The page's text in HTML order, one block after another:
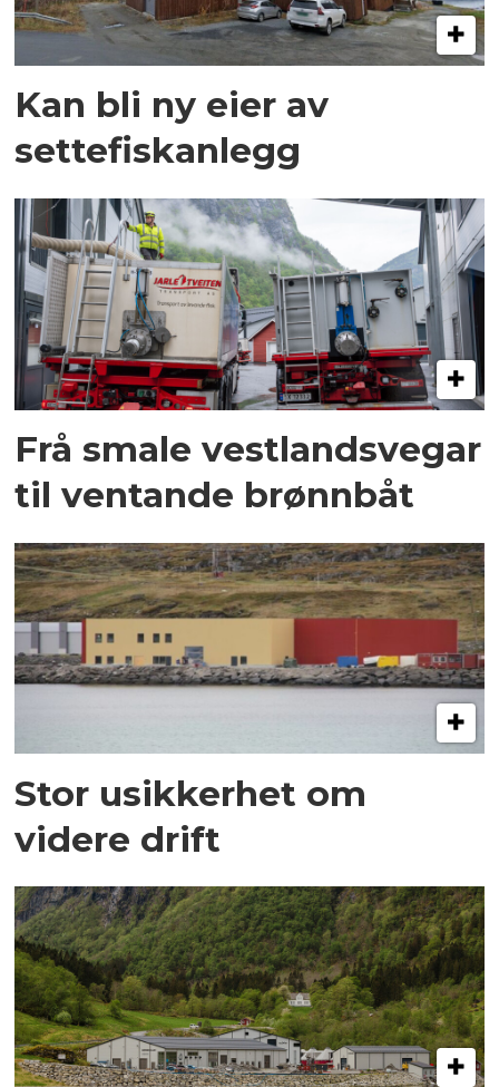
Kan bli ny eier av
settefiskanlegg
Frå smale vestlandsvegar
til ventande brønnbåt
Stor usikkerhet om
videre drift